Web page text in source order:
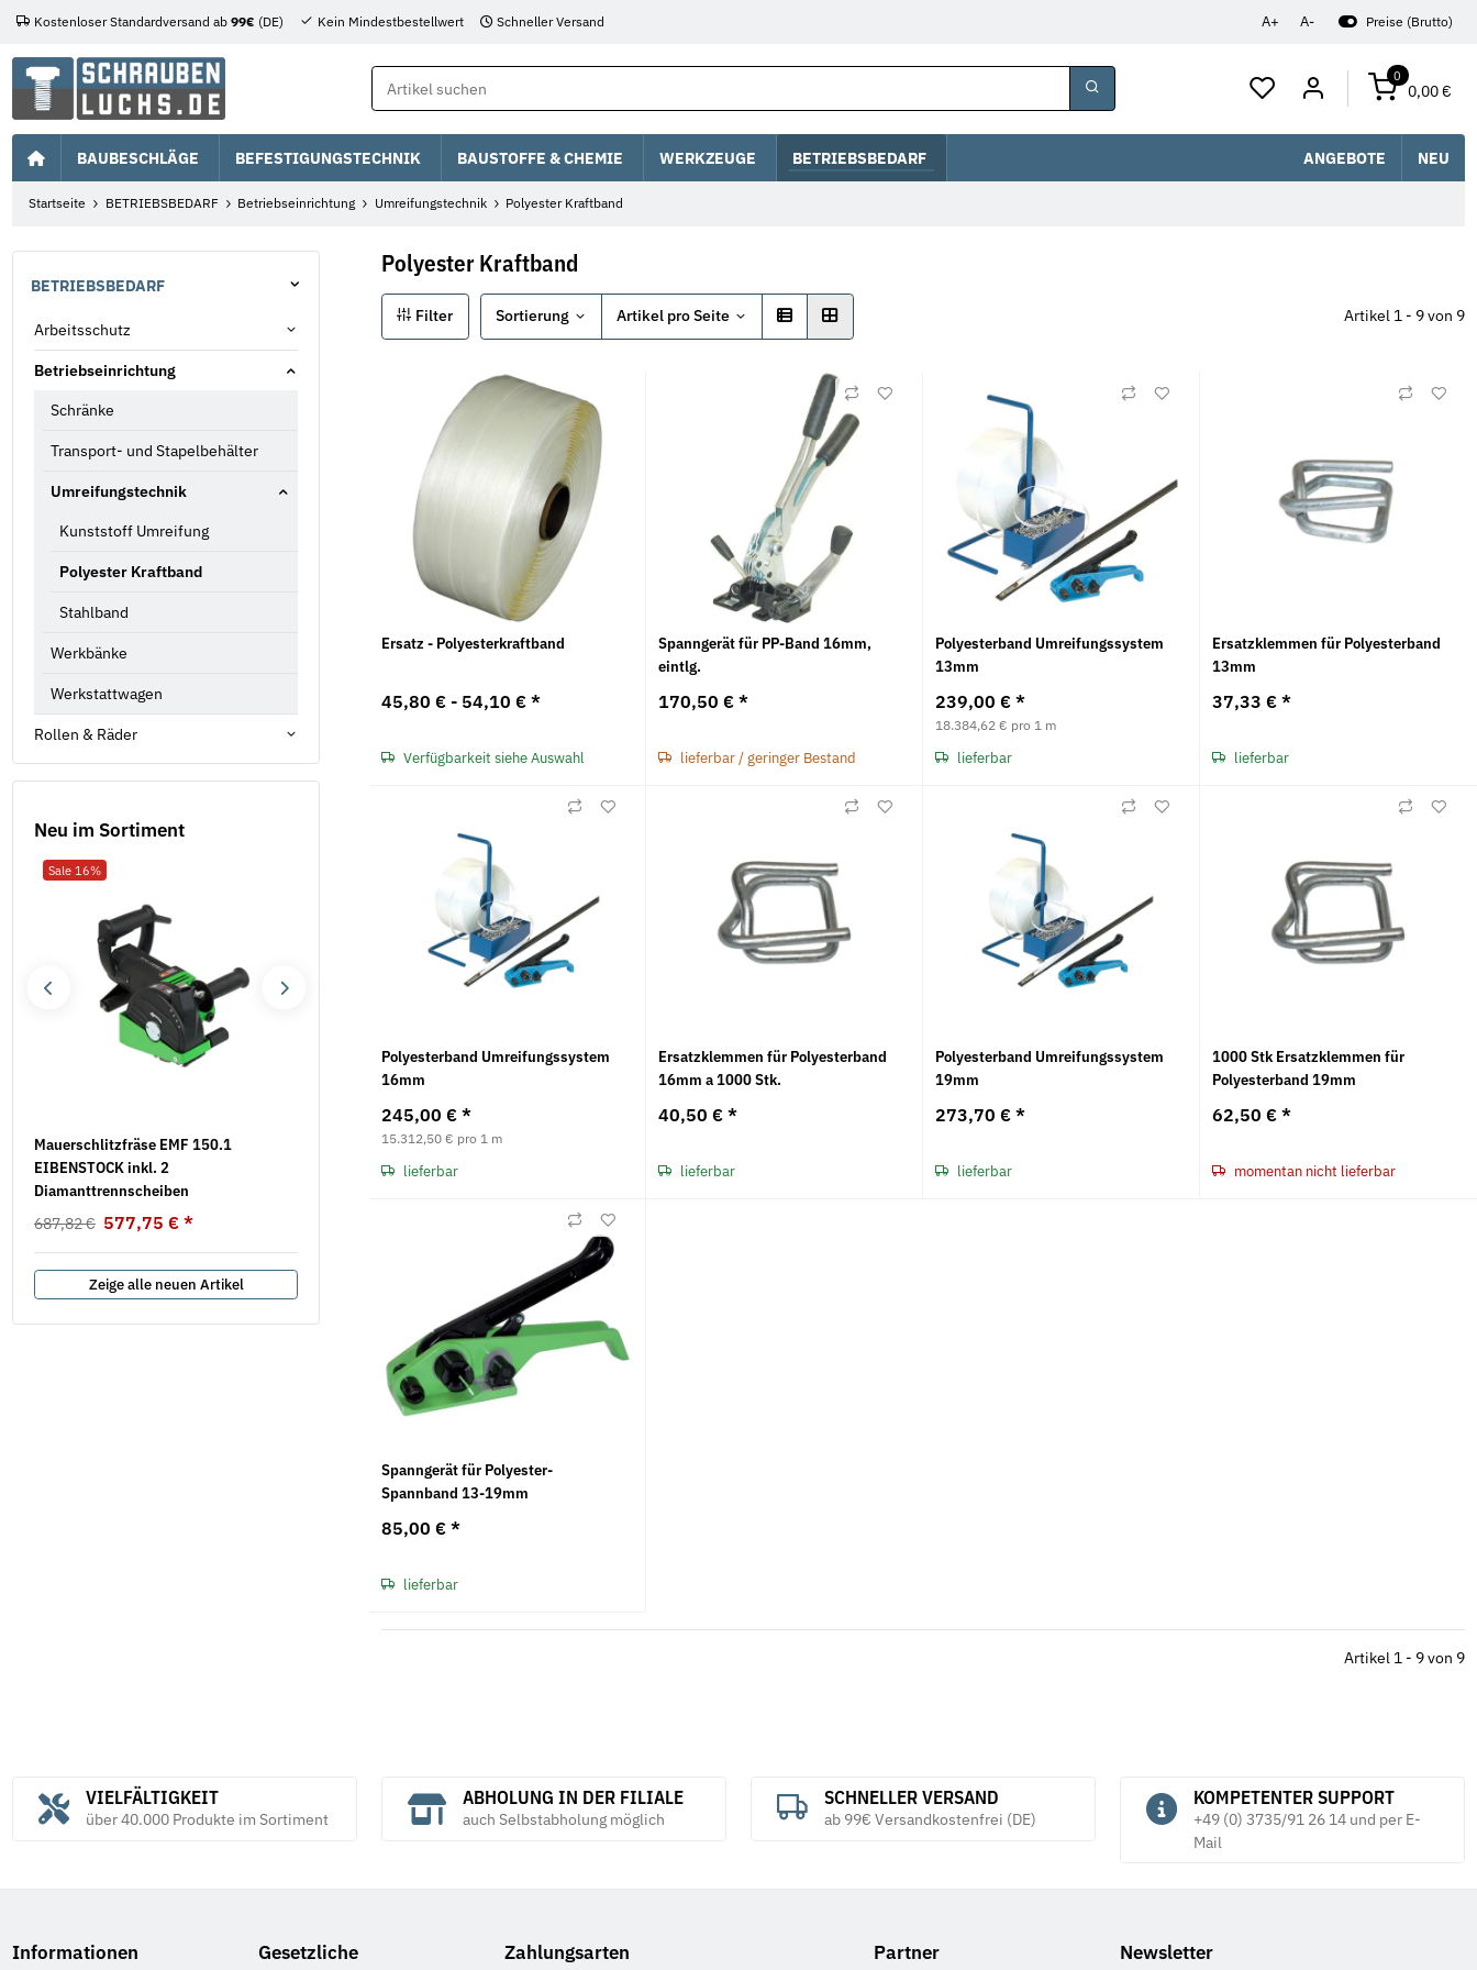
A+ A- Preise (Brutto)
Kostenloser Standardversand ab 99€ (DE) Kein Mindestbestellwert Schneller Versand
0
0,00 €
BAUBESCHLÄGE BEFESTIGUNGSTECHNIK BAUSTOFFE & CHEMIE WERKZEUGE BETRIEBSBEDARF ANGEBOTE NEU
Startseite BETRIEBSBEDARF Betriebseinrichtung Umreifungstechnik Polyester Kraftband
Polyester Kraftband
Filter Sortierung Artikel pro Seite Artikel 1 - 9 von 9
Ersatz - Polyesterkraftband
45,80 € - 54,10 €*
Verfügbarkeit siehe Auswahl
Spanngerät für PP-Band 16mm,
eintlg.
170,50 €*
lieferbar / geringer Bestand
Polyesterband Umreifungssystem
13mm
239,00 €*
18.384,62 € pro 1 m
lieferbar
Ersatzklemmen für Polyesterband
13mm
37,33 €*
lieferbar
Polyesterband Umreifungssystem
16mm
245,00 €*
15.312,50 € pro 1 m
lieferbar
Ersatzklemmen für Polyesterband
16mm a 1000 Stk.
40,50 €*
lieferbar
Polyesterband Umreifungssystem
19mm
273,70 €*
lieferbar
1000 Stk Ersatzklemmen für
Polyesterband 19mm
62,50 €*
momentan nicht lieferbar
Spanngerät für Polyester-
Spannband 13-19mm
85,00 €*
lieferbar
Artikel 1 - 9 von 9
BETRIEBSBEDARF
Arbeitsschutz
Betriebseinrichtung
Schränke
Transport- und Stapelbehälter
Umreifungstechnik
Kunststoff Umreifung
Polyester Kraftband
Stahlband
Werkbänke
Werkstattwagen
Rollen & Räder
Neu im Sortiment
Sale 16%
Mauerschlitzfräse EMF 150.1
EIBENSTOCK inkl. 2
Diamanttrennscheiben
687,82 € 577,75 € *
Flügelschrauben DIN 316 galv.
verzinkt
verzinkt
verzinkt
Zeige alle neuen Artikel
VIELFÄLTIGKEIT
über 40.000 Produkte im Sortiment
ABHOLUNG IN DER FILIALE
auch Selbstabholung möglich
SCHNELLER VERSAND
ab 99€ Versandkostenfrei (DE)
KOMPETENTER SUPPORT
+49 (0) 3735/91 26 14 und per E-
Mail
Informationen
Gesetzliche
Zahlungsarten Partner Newsletter